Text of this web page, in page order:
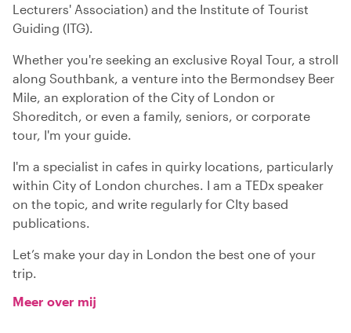
Lecturers' Association) and the Institute of Tourist
Guiding (ITG).
Whether you're seeking an exclusive Royal Tour, a stroll
along Southbank, a venture into the Bermondsey Beer
Mile, an exploration of the City of London or
Shoreditch, or even a family, seniors, or corporate
tour, I'm your guide.
I'm a specialist in cafes in quirky locations, particularly
within City of London churches. I am a TEDx speaker
on the topic, and write regularly for CIty based
publications.
Let’s make your day in London the best one of your
trip.
Meer over mij